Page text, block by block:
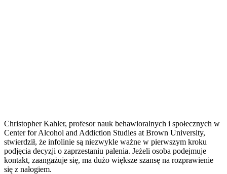
Christopher Kahler, profesor nauk behawioralnych i społecznych w
Center for Alcohol and Addiction Studies at Brown University,
stwierdził, że infolinie są niezwykle ważne w pierwszym kroku
podjęcia decyzji o zaprzestaniu palenia. Jeżeli osoba podejmuje
kontakt, zaangażuje się, ma dużo większe szansę na rozprawienie
się z nałogiem.